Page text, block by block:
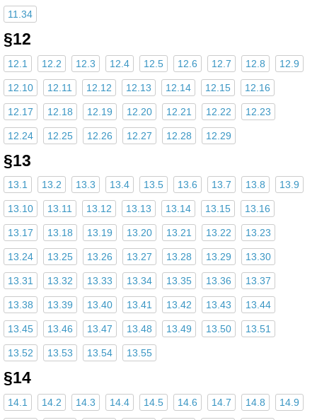
11.34
§12
12.1 12.2 12.3 12.4 12.5 12.6 12.7 12.8 12.9
12.10 12.11 12.12 12.13 12.14 12.15 12.16
12.17 12.18 12.19 12.20 12.21 12.22 12.23
12.24 12.25 12.26 12.27 12.28 12.29
§13
13.1 13.2 13.3 13.4 13.5 13.6 13.7 13.8 13.9
13.10 13.11 13.12 13.13 13.14 13.15 13.16
13.17 13.18 13.19 13.20 13.21 13.22 13.23
13.24 13.25 13.26 13.27 13.28 13.29 13.30
13.31 13.32 13.33 13.34 13.35 13.36 13.37
13.38 13.39 13.40 13.41 13.42 13.43 13.44
13.45 13.46 13.47 13.48 13.49 13.50 13.51
13.52 13.53 13.54 13.55
§14
14.1 14.2 14.3 14.4 14.5 14.6 14.7 14.8 14.9